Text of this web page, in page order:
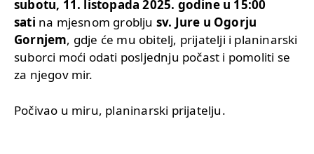
subotu, 11. listopada 2025. godine u 15:00
sati na mjesnom groblju sv. Jure u Ogorju
Gornjem, gdje će mu obitelj, prijatelji i planinarski
suborci moći odati posljednju počast i pomoliti se
za njegov mir.
Počivao u miru, planinarski prijatelju.